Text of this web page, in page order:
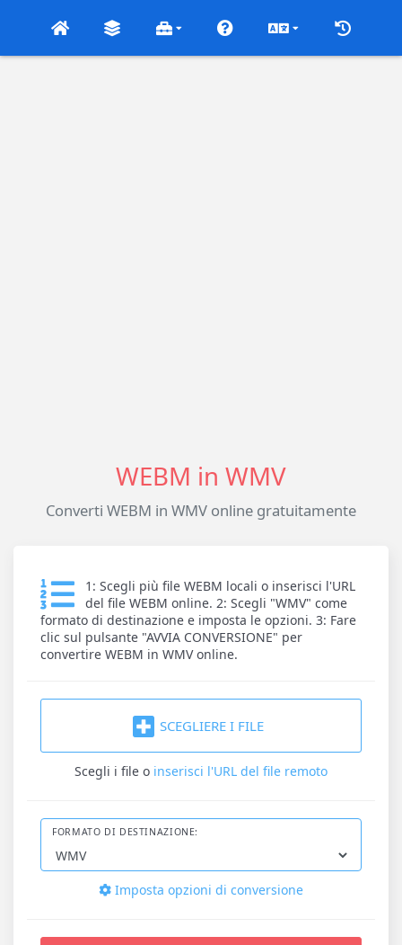
WEBM in WMV
Converti WEBM in WMV online gratuitamente
1: Scegli più file WEBM locali o inserisci l'URL
del file WEBM online. 2: Scegli "WMV" come
formato di destinazione e imposta le opzioni. 3: Fare
clic sul pulsante "AVVIA CONVERSIONE" per
convertire WEBM in WMV online.
SCEGLIERE I FILE
Scegli i file o inserisci l'URL del file remoto
FORMATO DI DESTINAZIONE:
Imposta opzioni di conversione